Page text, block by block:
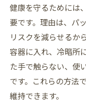
健康を守るためには
要です。理由は、パ
リスクを減らせるか
容器に入れ、冷暗所
た手で触らない、使
です。これらの方法
維持できます。